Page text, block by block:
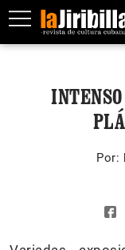
Por: